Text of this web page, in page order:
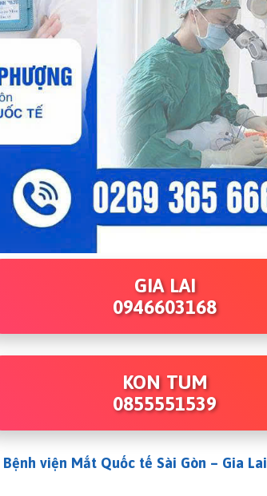
GIA LAI
0946603168
KON TUM
0855551539
Bệnh viện Mắt Quốc tế Sài Gòn – Gia Lai